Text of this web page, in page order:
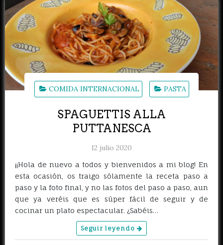
COMIDA INTERNACIONAL PASTA
SPAGUETTIS ALLA
PUTTANESCA
12 julio 2020
¡¡Hola de nuevo a todos y bienvenidos a mi blog! En
esta ocasión, os traigo sólamente la receta paso a
paso y la foto final, y no las fotos del paso a paso, aun
que ya veréis que es súper fácil de seguir y de
cocinar un plato espectacular. ¿Sabéis…
Seguir leyendo